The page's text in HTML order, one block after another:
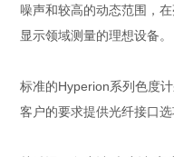
噪声和较高的动态范围，
显示领域测量的理想设备。
标准的Hyperion系列色度
客户的要求提供光纤接口选